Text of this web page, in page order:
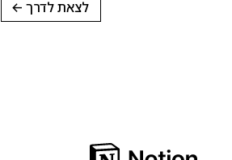
לצאת לדרך→